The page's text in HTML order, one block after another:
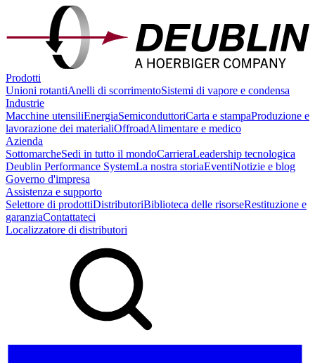
Prodotti
Unioni rotantiAnelli di scorrimentoSistemi di vapore e condensa
Industrie
Macchine utensiliEnergiaSemiconduttoriCarta e stampaProduzione e
lavorazione dei materialiOffroadAlimentare e medico
Azienda
SottomarcheSedi in tutto il mondoCarrieraLeadership tecnologica
Deublin Performance SystemLa nostra storiaEventiNotizie e blog
Governo d'impresa
Assistenza e supporto
Selettore di prodottiDistributoriBiblioteca delle risorseRestituzione e
garanziaContattateci
Localizzatore di distributori